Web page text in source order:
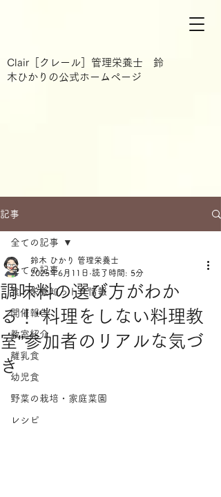
Clair［クレール］管理栄養士 鈴
木ひかりの公式ホームページ
記事
全ての記事
食・栄養知っトク情報
開催報告
教室紹介
離乳食
幼児食
野菜の栽培・家庭菜園
レシピ
全ての記事
調味料の選び方がわか
る！“料理をしない料理教
室”参加者のリアルな気づ
き
鈴木 ひかり 管理栄養士
2025年6月11日 読了時間: 5分